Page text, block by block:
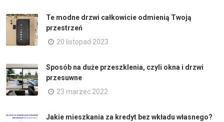
Te modne drzwi całkowicie odmienią Twoją
przestrzeń
20 listopad 2023
Sposób na duże przeszklenia, czyli okna i drzwi
przesuwne
23 marzec 2022
Jakie mieszkania za kredyt bez wkładu własnego?